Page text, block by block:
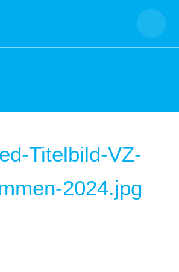
to
Titelbild-VZ-
2024.jpg